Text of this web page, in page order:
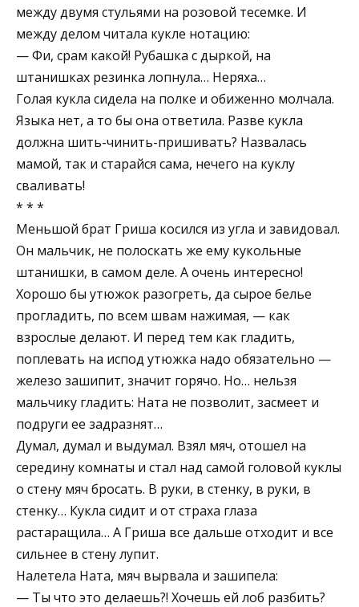
между двумя стульями на розовой тесемке. И
между делом читала кукле нотацию:
— Фи, срам какой! Рубашка с дыркой, на
штанишках резинка лопнула… Неряха…
Голая кукла сидела на полке и обиженно молчала.
Языка нет, а то бы она ответила. Разве кукла
должна шить-чинить-пришивать? Назвалась
мамой, так и старайся сама, нечего на куклу
сваливать!
* * *
Меньшой брат Гриша косился из угла и завидовал.
Он мальчик, не полоскать же ему кукольные
штанишки, в самом деле. А очень интересно!
Хорошо бы утюжок разогреть, да сырое белье
прогладить, по всем швам нажимая, — как
взрослые делают. И перед тем как гладить,
поплевать на испод утюжка надо обязательно —
железо зашипит, значит горячо. Но… нельзя
мальчику гладить: Ната не позволит, засмеет и
подруги ее задразнят…
Думал, думал и выдумал. Взял мяч, отошел на
середину комнаты и стал над самой головой куклы
о стену мяч бросать. В руки, в стенку, в руки, в
стенку… Кукла сидит и от страха глаза
растаращила… А Гриша все дальше отходит и все
сильнее в стену лупит.
Налетела Ната, мяч вырвала и зашипела:
— Ты что это делаешь?! Хочешь ей лоб разбить?